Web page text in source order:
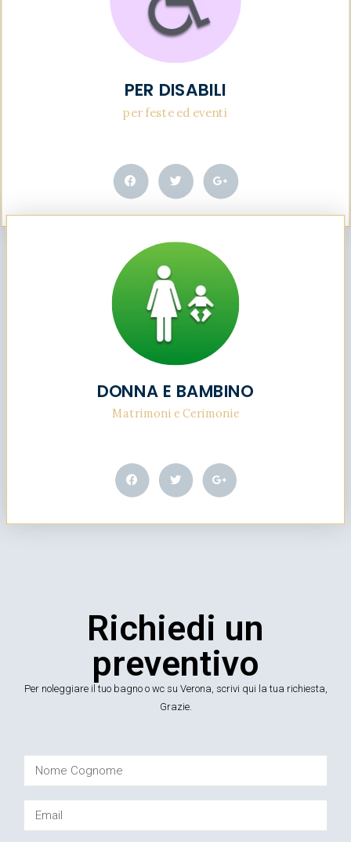
PER DISABILI
per feste ed eventi
DONNA E BAMBINO
Matrimoni e Cerimonie
Richiedi un
preventivo
Per noleggiare il tuo bagno o wc su Verona, scrivi qui la tua richiesta,
Grazie.